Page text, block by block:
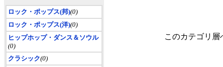
ロック・ポップス(邦)(0)
ロック・ポップス(洋)(0)
ヒップホップ・ダンス＆ソウル
(0)
クラシック(0)
このカテゴリ